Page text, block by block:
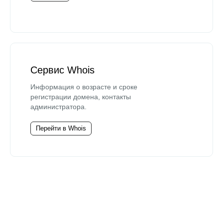
Сервис Whois
Информация о возрасте и сроке
регистрации домена, контакты
администратора.
Перейти в Whois